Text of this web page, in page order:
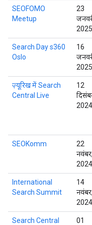
SEOFOMO
Meetup
23
2025
Search Day s360
Oslo
16
2025
ज़्यूरिख में Search
Central Live
12
2024
SEOKomm
22
नवंबर,
2024
International
Search Summit
14
नवंबर,
2024
Search Central 01